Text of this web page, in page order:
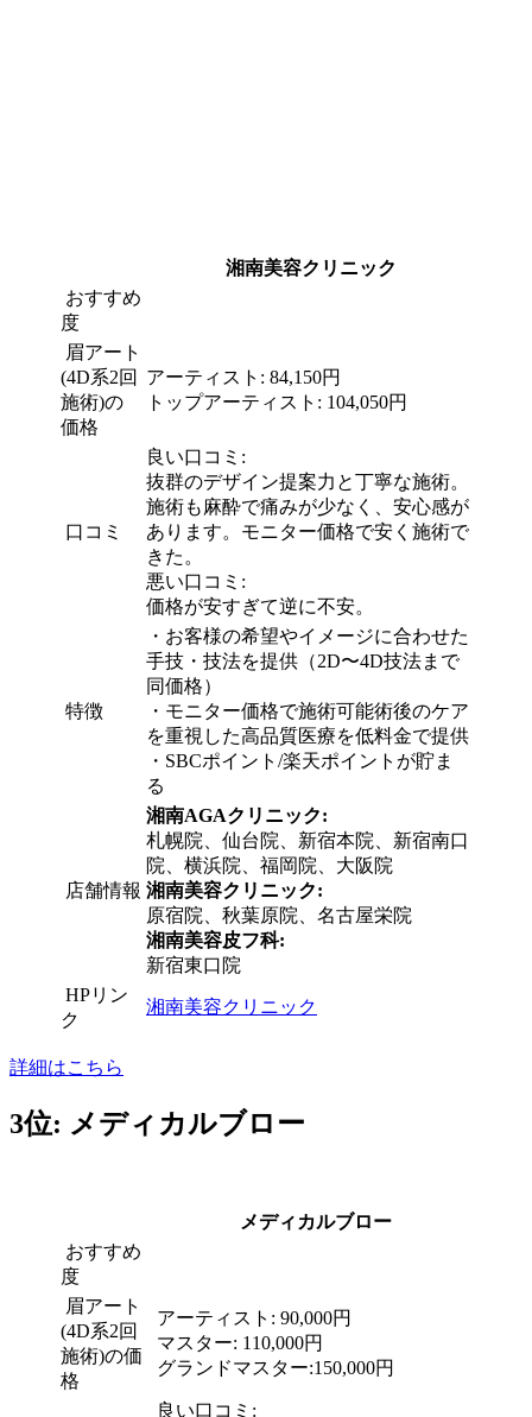
湘南美容クリニック
おすすめ
度
眉アート
(4D系2回
施術)の
価格
アーティスト: 84,150円
トップアーティスト: 104,050円
口コミ
良い口コミ:
抜群のデザイン提案力と丁寧な施術。
施術も麻酔で痛みが少なく、安心感が
あります。 モニター価格で安く施術で
きた。
悪い口コミ:
価格が安すぎて逆に不安。
特徴
・ お客様の希望やイメージに合わせた
手技・技法を提供（2D〜4D技法まで
同価格）
・ モニター価格で施術可能術後のケア
を重視した高品質医療を低料金で提供
・ SBCポイント/楽天ポイントが貯ま
る
店舗情報
湘南AGAクリニック:
札幌院、仙台院、新宿本院、新宿南口
院、横浜院、福岡院、大阪院
湘南美容クリニック:
原宿院、秋葉原院、名古屋栄院
湘南美容皮フ科:
新宿東口院
HPリン
ク
湘南美容クリニック
詳細はこちら
3位: メディカルブロー
メディカルブロー
おすすめ
度
眉アート
(4D系2回
施術)の価
格
アーティスト: 90,000円
マスター: 110,000円
グランドマスター:150,000円
良い口コミ: